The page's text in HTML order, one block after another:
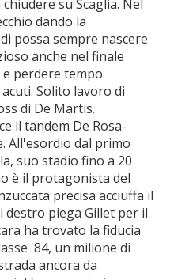
su Scaglia. Nel
dando la
possa sempre nascere
anche nel finale
perdere tempo.
Solito lavoro di
di De Martis.
il tandem De Rosa-
All'esordio dal primo
suo stadio fino a 20
è il protagonista del
precisa acciuffa il
destro piega Gillet per il
ha trovato la fiducia
'84, un milione di
ancora da